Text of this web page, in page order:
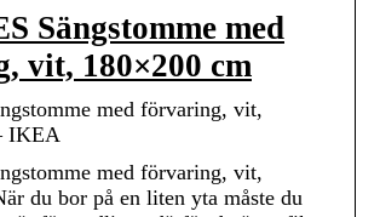
Sängstomme med
vit, 180×200 cm
med förvaring, vit,
IKEA
med förvaring, vit,
du bor på en liten yta måste du